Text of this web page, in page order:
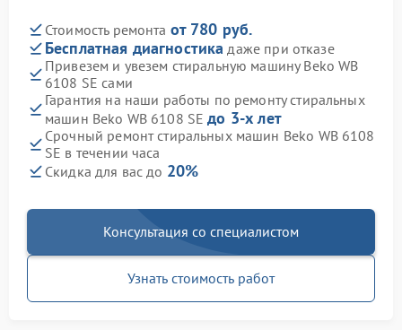
Стоимость ремонта от 780 руб.
Бесплатная диагностика даже при отказе
Привезем и увезем стиральную машину Beko WB
6108 SE сами
Гарантия на наши работы по ремонту стиральных
машин Beko WB 6108 SEдо 3-х лет
Срочный ремонт стиральных машин Beko WB 6108
SE в течении часа
Скидка для вас до 20%
Консультация со специалистом
Узнать стоимость работ